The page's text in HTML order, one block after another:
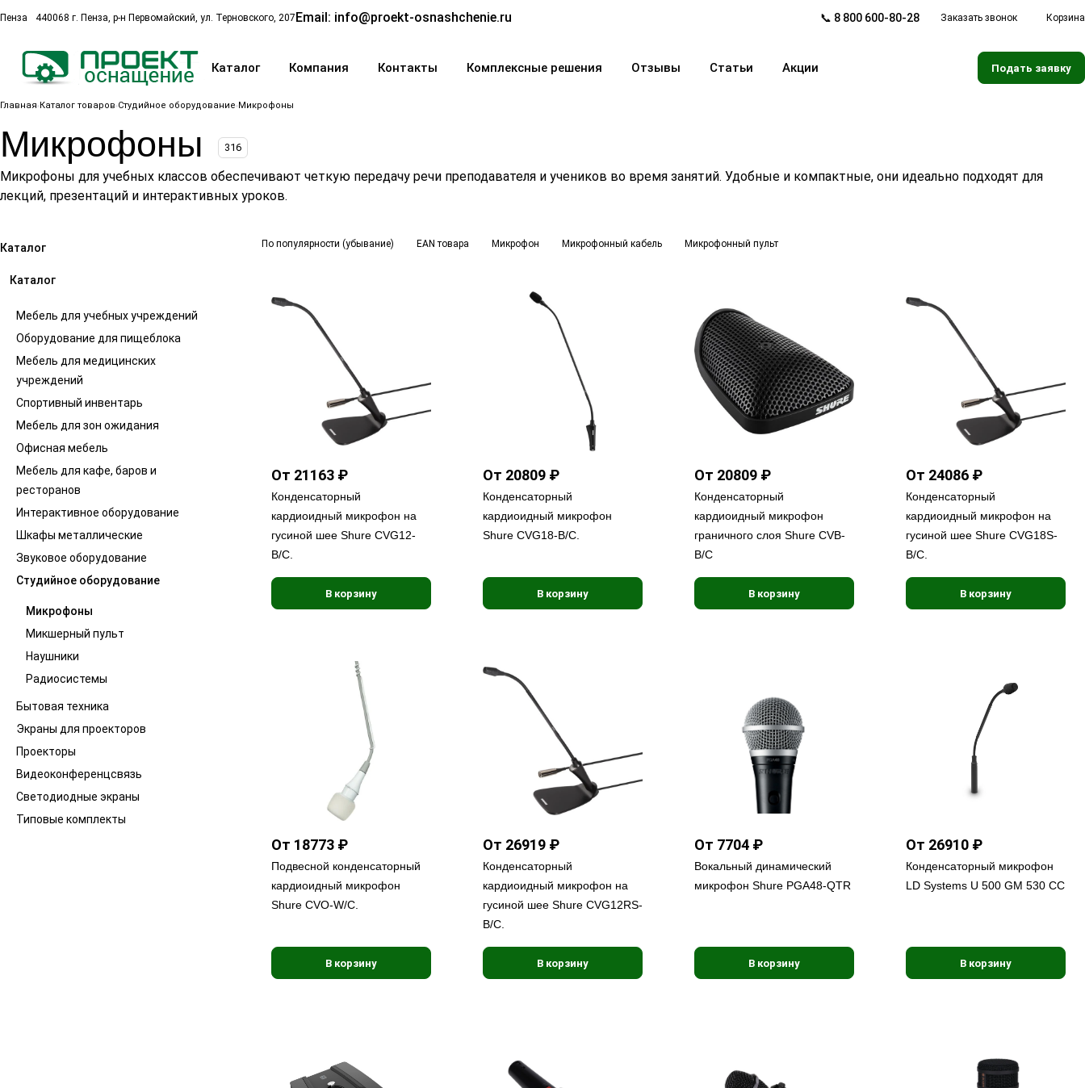
Пенза 440068 г. Пенза, р-н Первомайский, ул. Терновского, 207Email: info@proekt-osnashchenie.ru 📞 8 800 600-80-28 Заказать звонок Корзина
Каталог Компания Контакты Комплексные решения Отзывы Статьи Акции Подать заявку
Главная Каталог товаров Студийное оборудование Микрофоны
Микрофоны 316
Микрофоны для учебных классов обеспечивают четкую передачу речи преподавателя и учеников во время занятий. Удобные и компактные, они идеально подходят для
лекций, презентаций и интерактивных уроков.
По популярности (убывание) EAN товара Микрофон Микрофонный кабель Микрофонный пульт
От 21163 ₽
Конденсаторный
кардиоидный микрофон на
гусиной шее Shure CVG12-
B/C.
В корзину
От 20809 ₽
Конденсаторный
кардиоидный микрофон
Shure CVG18-B/C.
В корзину
От 20809 ₽
Конденсаторный
кардиоидный микрофон
граничного слоя Shure CVB-
B/C
В корзину
От 24086 ₽
Конденсаторный
кардиоидный микрофон на
гусиной шее Shure CVG18S-
B/C.
В корзину
От 18773 ₽
Подвесной конденсаторный
кардиоидный микрофон
Shure CVO-W/C.
В корзину
От 26919 ₽
Конденсаторный
кардиоидный микрофон на
гусиной шее Shure CVG12RS-
B/C.
В корзину
От 7704 ₽
Вокальный динамический
микрофон Shure PGA48-QTR
В корзину
От 26910 ₽
Конденсаторный микрофон
LD Systems U 500 GM 530 CC
В корзину
Каталог
Каталог
Мебель для учебных учреждений
Оборудование для пищеблока
Мебель для медицинских
учреждений
Спортивный инвентарь
Мебель для зон ожидания
Офисная мебель
Мебель для кафе, баров и
ресторанов
Интерактивное оборудование
Шкафы металлические
Звуковое оборудование
Студийное оборудование
Микрофоны
Микшерный пульт
Наушники
Радиосистемы
Бытовая техника
Экраны для проекторов
Проекторы
Видеоконференцсвязь
Светодиодные экраны
Типовые комплекты